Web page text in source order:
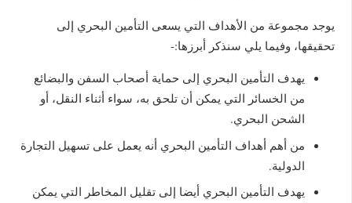
يوجد مجموعة من الأهداف التي يسعى التأمين البحري إلى
تحقيقها، وفيما يلي سنذكر أبرزها:-
يهدف التأمين البحري إلى حماية أصحاب السفن والبضائع
من الخسائر التي يمكن أن تلحق به، سواء أثناء النقل، أو
الشحن البحري.
من أهم أهداف التأمين البحري أنه يعمل على تسهيل التجارة
الدولية.
يهدف التأمين البحري أيضا إلى تقليل المخاطر التي يمكن